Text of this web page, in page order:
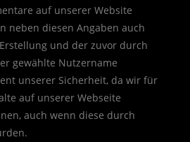
auf unserer Website
neben diesen Angaben auch
und der zuvor durch
gewählte Nutzername
unserer Sicherheit, da wir für
auf unserer Webseite
auch wenn diese durch